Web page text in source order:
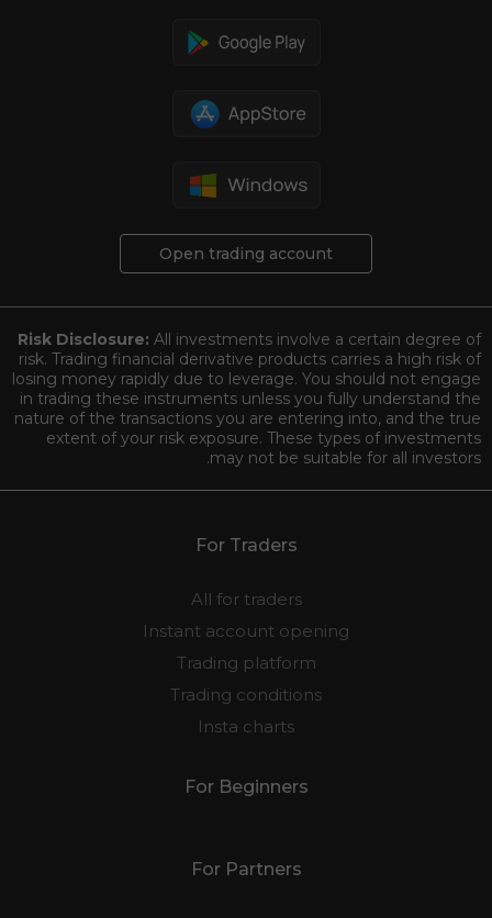
Open trading account
Risk Disclosure: All investments involve a certain degree of
risk. Trading financial derivative products carries a high risk of
losing money rapidly due to leverage. You should not engage
in trading these instruments unless you fully understand the
nature of the transactions you are entering into, and the true
extent of your risk exposure. These types of investments
may not be suitable for all investors.
For Traders
All for traders
Instant account opening
Trading platform
Trading conditions
Insta charts
For Beginners
For Partners